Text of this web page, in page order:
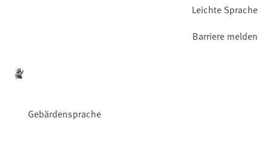
Leichte Sprache
Gebärdensprache
Barriere melden